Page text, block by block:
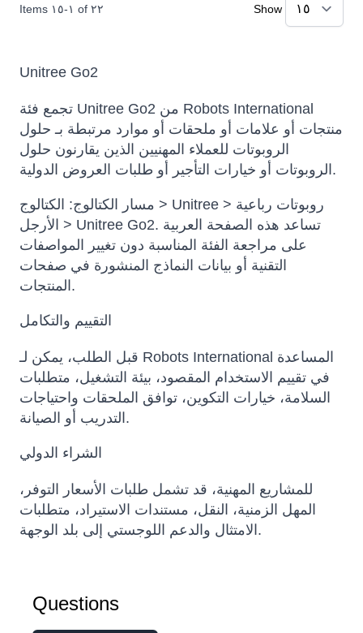
Items ١-١٥ of ٢٢ Show
Unitree Go2
تجمع فئة Unitree Go2 من Robots International
منتجات أو علامات أو ملحقات أو موارد مرتبطة بـ حلول
الروبوتات للعملاء المهنيين الذين يقارنون حلول
الروبوتات أو خيارات التأجير أو طلبات العروض الدولية.
مسار الكتالوج: الكتالوج > Unitree > روبوتات رباعية
الأرجل > Unitree Go2. تساعد هذه الصفحة العربية
على مراجعة الفئة المناسبة دون تغيير المواصفات
التقنية أو بيانات النماذج المنشورة في صفحات
المنتجات.
التقييم والتكامل
قبل الطلب، يمكن لـ Robots International المساعدة
في تقييم الاستخدام المقصود، بيئة التشغيل، متطلبات
السلامة، خيارات التكوين، توافق الملحقات واحتياجات
التدريب أو الصيانة.
الشراء الدولي
للمشاريع المهنية، قد تشمل طلبات الأسعار التوفر،
المهل الزمنية، النقل، مستندات الاستيراد، متطلبات
الامتثال والدعم اللوجستي إلى بلد الوجهة.
Questions